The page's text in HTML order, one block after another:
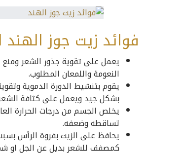
فوائد زيت جوز
يعمل على تقوية جذور الشعر
النعومة واللمعان المطلوب.
يقوم بتنشيط الدورة الدموية
بشكل جيد ويعمل على كثافة
يخلص الجسم من درجات الحرارة
تساقطه وضعفه.
يحافظ على الزيت بفروة الرأس
كمصفف للشعر بديل عن الجل او